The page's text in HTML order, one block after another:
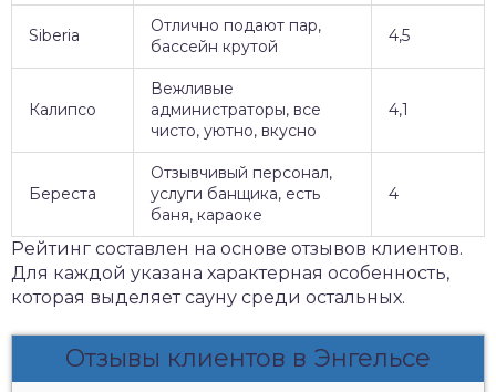
Siberia
Отлично подают пар,
бассейн крутой
4,5
Калипсо
Вежливые
администраторы, все
чисто, уютно, вкусно
4,1
Береста
Отзывчивый персонал,
услуги банщика, есть
баня, караоке
4
Рейтинг составлен на основе отзывов клиентов.
Для каждой указана характерная особенность,
которая выделяет сауну среди остальных.
Отзывы клиентов в Энгельсе